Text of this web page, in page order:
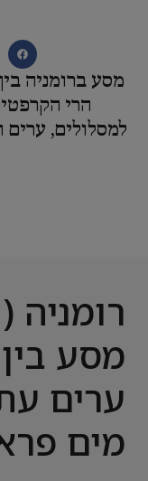
מסע ברומניה
הרי
למסלולים, ערים
מסע
ערים
מים